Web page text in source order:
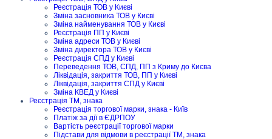
Реєстрація ТОВ у Києві
Зміна засновника ТОВ у Києві
Зміна найменування ТОВ у Києві
Реєстрація ПП у Києві
Зміна адреси ТОВ у Києві
Зміна директора ТОВ у Києві
Реєстрація СПД у Києві
Переведення ТОВ, СПД, ПП з Криму до Києва
Ліквідація, закриття ТОВ, ПП у Києві
Ліквідація, закриття СПД у Києві
Зміна КВЕД у Києві
Реєстрація ТМ, знака
Реєстрація торгової марки, знака - Київ
Платіж за дії в ЄДРПОУ
Вартість реєстрації торгової марки
Підстави для відмови в реєстрації ТМ, знака